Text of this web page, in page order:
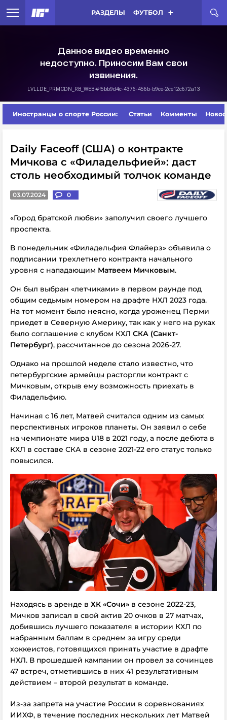
РАЗДЕЛЫ ФУТБОЛ
Иностранцы о спорте России: Статьи Комменты
Daily Faceoff (США) о контракте
Мичкова с «Филадельфией»: даст
столь необходимый толчок команде
03.07.2024 0
«Город братской любви» заполучил своего лучшего
проспекта.
В понедельник «Филадельфия Флайерз» объявила о
подписании трехлетнего контракта начального
уровня с нападающим Матвеем Мичковым.
Он был выбран «летчиками» в первом раунде под
общим седьмым номером на драфте НХЛ 2023 года.
На тот момент было неясно, когда уроженец Перми
приедет в Северную Америку, так как у него на руках
было соглашение с клубом КХЛ СКА (Санкт-
Петербург), рассчитанное до сезона 2026-27.
Однако на прошлой неделе стало известно, что
петербургские армейцы расторгли контракт с
Мичковым, открыв ему возможность приехать в
Филадельфию.
Начиная с 16 лет, Матвей считался одним из самых
перспективных игроков планеты. Он заявил о себе
на чемпионате мира U18 в 2021 году, а после дебюта в
КХЛ в составе СКА в сезоне 2021-22 его статус только
повысился.
Находясь в аренде в ХК «Сочи» в сезоне 2022-23,
Мичков записал в свой актив 20 очков в 27 матчах,
добившись лучшего показателя в истории КХЛ по
набранным баллам в среднем за игру среди
хоккеистов, готовящихся принять участие в драфте
НХЛ. В прошедшей кампании он провел за сочинцев
47 встреч, отметившись в них 41 результативным
действием – второй результат в команде.
Из-за запрета на участие России в соревнованиях
ИИХФ, в течение последних нескольких лет Матвей